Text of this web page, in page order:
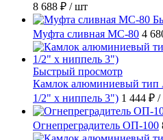
8 688 ₽ / шт
Муфта сливная МС-80 4
Быстрый просмотр
Камлок алюминиевый тип
1/2" х ниппель 3") 1 444 ₽ /
Огнепреградитель ОП-100